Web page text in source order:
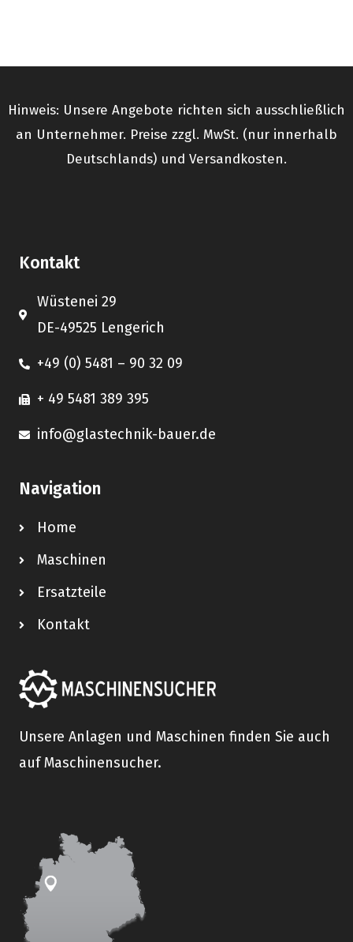
Hinweis: Unsere Angebote richten sich ausschließlich
an Unternehmer. Preise zzgl. MwSt. (nur innerhalb
Deutschlands) und Versandkosten.
Kontakt
Wüstenei 29
DE-49525 Lengerich
+49 (0) 5481 – 90 32 09
+ 49 5481 389 395
info@glastechnik-bauer.de
Navigation
Home
Maschinen
Ersatzteile
Kontakt
Unsere Anlagen und Maschinen finden Sie auch
auf Maschinensucher.